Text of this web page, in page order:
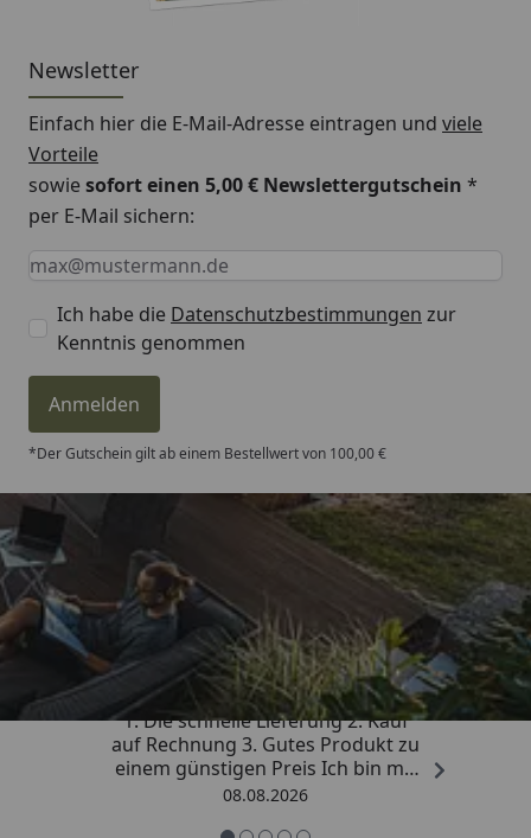
Newsletter
Einfach hier die E-Mail-Adresse eintragen und viele
Vorteile
sowiesofort einen 5,00 € Newslettergutschein *
per E-Mail sichern:
Keine Eingabe erforderlich
Eingabe erforderlich
E-Mail *
Ich habe die Datenschutzbestimmungen zur
Kenntnis genommen
Anmelden
*Der Gutschein gilt ab einem Bestellwert von 100,00 €
Trusted Shops
4,81/ 5
„Besonders gut gefallen hat mir :
1. Die schnelle Lieferung 2. Kauf
auf Rechnung 3. Gutes Produkt zu
einem günstigen Preis Ich bin mit
der Kaufabwicklung sehr
08.08.2026